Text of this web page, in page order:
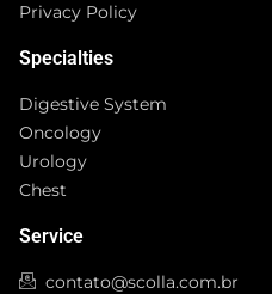
Privacy Policy
Specialties
Digestive System
Oncology
Urology
Chest
Service
contato@scolla.com.br